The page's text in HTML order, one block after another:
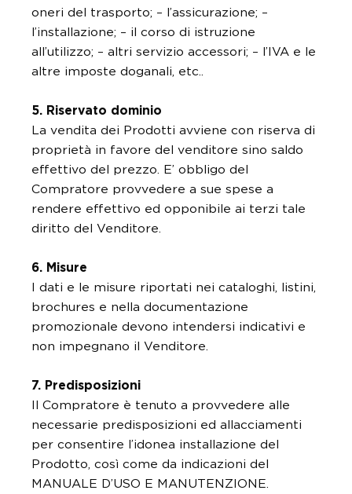
oneri del trasporto; – l’assicurazione; –
l’installazione; – il corso di istruzione
all’utilizzo; – altri servizio accessori; – l’IVA e le
altre imposte doganali, etc..
5. Riservato dominio
La vendita dei Prodotti avviene con riserva di
proprietà in favore del venditore sino saldo
effettivo del prezzo. E’ obbligo del
Compratore provvedere a sue spese a
rendere effettivo ed opponibile ai terzi tale
diritto del Venditore.
6. Misure
I dati e le misure riportati nei cataloghi, listini,
brochures e nella documentazione
promozionale devono intendersi indicativi e
non impegnano il Venditore.
7. Predisposizioni
Il Compratore è tenuto a provvedere alle
necessarie predisposizioni ed allacciamenti
per consentire l’idonea installazione del
Prodotto, così come da indicazioni del
MANUALE D’USO E MANUTENZIONE.